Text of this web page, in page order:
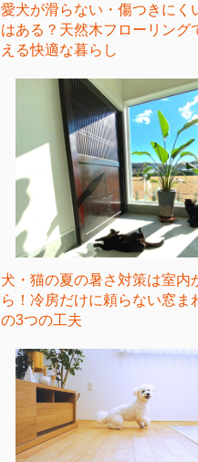
愛犬が滑らない・傷つきにく
はある？天然木フローリング
える快適な暮らし
犬・猫の夏の暑さ対策は室内
ら！冷房だけに頼らない窓ま
の3つの工夫